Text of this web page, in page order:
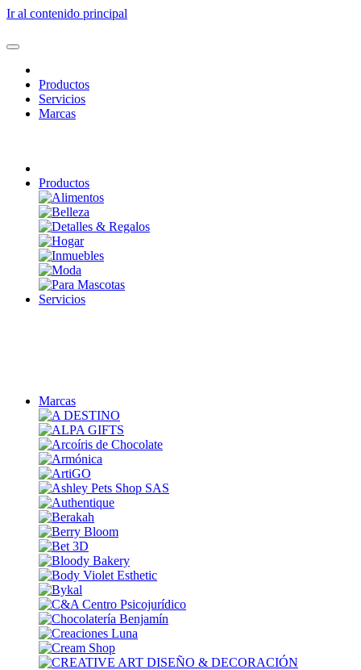
Ir al contenido principal
Productos
Servicios
Marcas
Productos
Servicios
Marcas